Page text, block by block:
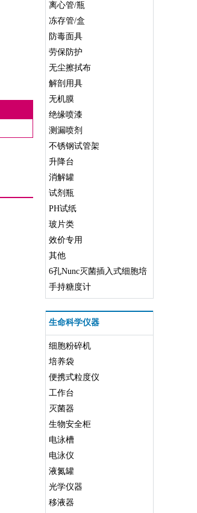
离心管/瓶
冻存管/盒
防毒面具
劳保防护
无尘擦拭布
解剖用具
无机膜
绝缘喷漆
测漏喷剂
不锈钢试管架
升降台
消解罐
试剂瓶
PH试纸
玻片类
效价专用
其他
6孔Nunc灭菌插入式细胞培
养皿
手持糖度计
生命科学仪器
细胞粉碎机
培养袋
便携式粒度仪
工作台
灭菌器
生物安全柜
电泳槽
电泳仪
液氮罐
光学仪器
移液器